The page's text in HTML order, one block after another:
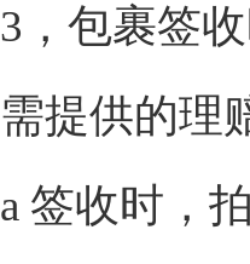
3，包裹签
需提供的理
a 签收时，